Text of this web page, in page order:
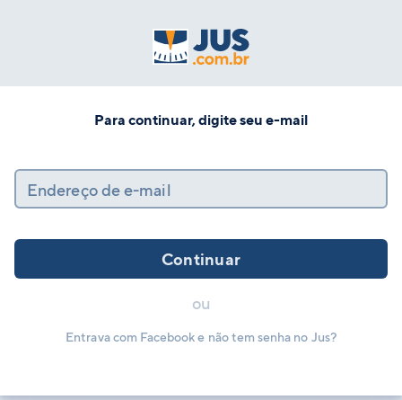
Para continuar, digite seu e-mail
Endereço de e-mail
Continuar
ou
Entrava com Facebook e não tem senha no Jus?